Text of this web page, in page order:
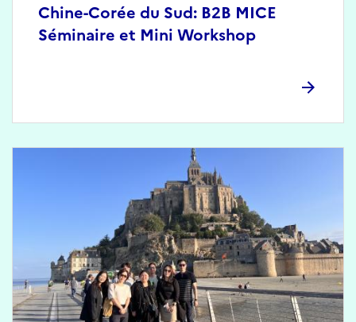
Chine-Corée du Sud: B2B MICE
Séminaire et Mini Workshop